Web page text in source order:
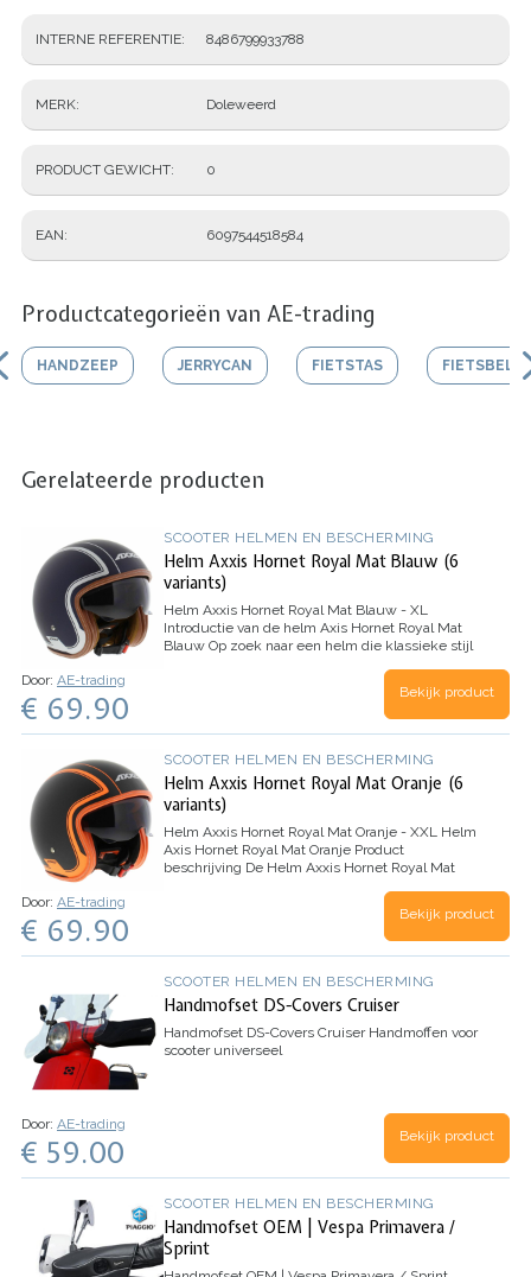
INTERNE REFERENTIE 8486799933788
MERK Doleweerd
PRODUCT GEWICHT 0
EAN 6097544518584
Productcategorieën van AE-trading
HANDZEEP JERRYCAN FIETSTAS FIETSBEL
Gerelateerde producten
SCOOTER HELMEN EN BESCHERMING
Helm Axxis Hornet Royal Mat Blauw (6
variants)
Helm Axxis Hornet Royal Mat Blauw - XL
Introductie van de helm Axis Hornet Royal Mat
Blauw Op zoek naar een helm die klassieke stijl
niet verder dan de Helm Axxis Hornet Royal
Door: AE-trading
€ 69.90 Bekijk product
SCOOTER HELMEN EN BESCHERMING
Helm Axxis Hornet Royal Mat Oranje (6
variants)
Helm Axxis Hornet Royal Mat Oranje - XXL
Helm
Axis Hornet Royal Mat Oranje Product
beschrijving De Helm Axxis Hornet Royal Mat
veiligheid. Met zijn retro-look en elegant…
Door: AE-trading
€ 69.90 Bekijk product
SCOOTER HELMEN EN BESCHERMING
Handmofset DS-Covers Cruiser
Handmofset DS-Covers Cruiser Handmoffen voor
scooter universeel
Door: AE-trading
€ 59.00 Bekijk product
SCOOTER HELMEN EN BESCHERMING
Handmofset OEM | Vespa Primavera /
Sprint